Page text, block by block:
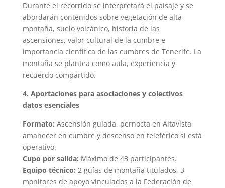
Durante el recorrido se interpretará el paisaje y se
abordarán contenidos sobre vegetación de alta
montaña, suelo volcánico, historia de las
ascensiones, valor cultural de la cumbre e
importancia científica de las cumbres de Tenerife. La
montaña se plantea como aula, experiencia y
recuerdo compartido.
4. Aportaciones para asociaciones y colectivos
datos esenciales
Formato: Ascensión guiada, pernocta en Altavista,
amanecer en cumbre y descenso en teleférico si está
operativo.
Cupo por salida: Máximo de 43 participantes.
Equipo técnico: 2 guías de montaña titulados, 3
monitores de apoyo vinculados a la Federación de